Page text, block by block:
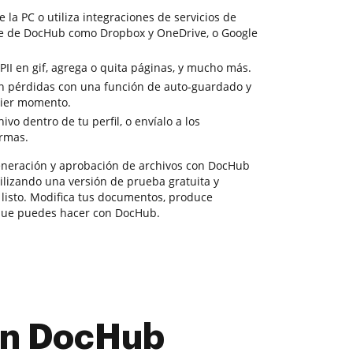
la PC o utiliza integraciones de servicios de
DocHub como Dropbox y OneDrive, o Google
en gif, agrega o quita páginas, y mucho más.
pérdidas con una función de auto-guardado y
momento.
dentro de tu perfil, o envíalo a los
y aprobación de archivos con DocHub
una versión de prueba gratuita y
Modifica tus documentos, produce
puedes hacer con DocHub.
DocHub